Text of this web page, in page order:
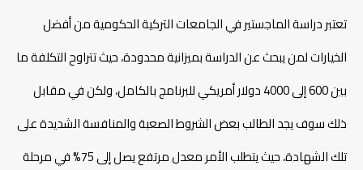
تعتبر دراسة الماجستير في الجامعات التركية الحكومية من أفضل
الخيارات لمن يبحث عن الدراسة بميزانية محدودة، حيث تتراوح التكلفة ما
بين 600 إلى 4000 دولار أمريكي للبرنامج بالكامل، ولكن في مقابل
ذلك سوف يجد الطالب بعض الشروط الصعبة والمنافسة الشديدة على
تلك الشهادة، حيث يتطلب الأمر معدل مرتفع يصل إلى 75% في مرحلة